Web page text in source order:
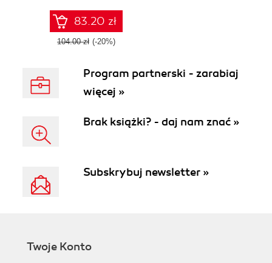
83.20 zł
104.00 zł (-20%)
Program partnerski - zarabiaj
więcej »
Brak książki? - daj nam znać »
Subskrybuj newsletter »
Twoje Konto